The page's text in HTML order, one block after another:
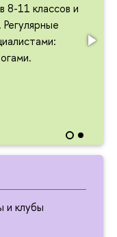
8-11 классов и
и клубы